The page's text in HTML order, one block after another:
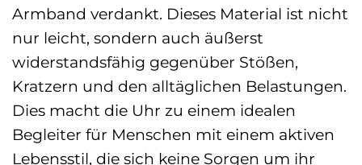
Armband verdankt. Dieses Material ist nicht
nur leicht, sondern auch äußerst
widerstandsfähig gegenüber Stößen,
Kratzern und den alltäglichen Belastungen.
Dies macht die Uhr zu einem idealen
Begleiter für Menschen mit einem aktiven
Lebensstil, die sich keine Sorgen um ihr